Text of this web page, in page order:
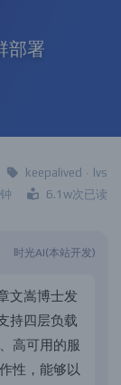
部署
keepalived · lvs
6.1w次已读
时光AI(本站开发)
文嵩博士发
持四层负载
高可用的服
作性 ， 能够 以